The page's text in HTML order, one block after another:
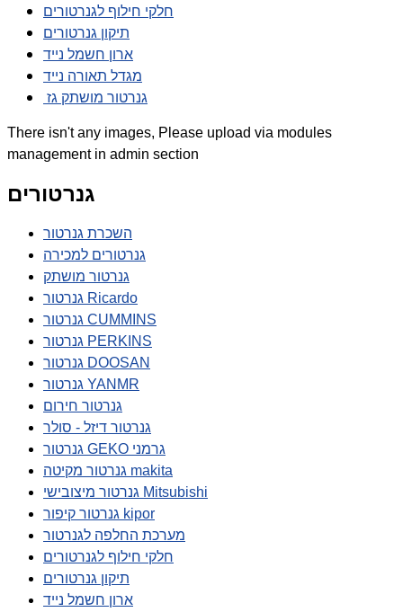
חלקי חילוף לגנרטורים
תיקון גנרטורים
ארון חשמל נייד
מגדל תאורה נייד
גנרטור מושתק גז
There isn't any images, Please upload via modules
management in admin section
גנרטורים
השכרת גנרטור
גנרטורים למכירה
גנרטור מושתק
גנרטור Ricardo
גנרטור CUMMINS
גנרטור PERKINS
גנרטור DOOSAN
גנרטור YANMR
גנרטור חירום
גנרטור דיזל - סולר
גנרטור GEKO גרמני
גנרטור מקיטה makita
גנרטור מיצובישי Mitsubishi
גנרטור קיפור kipor
מערכת החלפה לגנרטור
חלקי חילוף לגנרטורים
תיקון גנרטורים
ארון חשמל נייד